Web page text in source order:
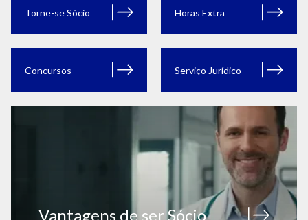
Torne-se Sócio Horas Extra
Concursos Serviço Jurídico
Vantagens de ser Sócio